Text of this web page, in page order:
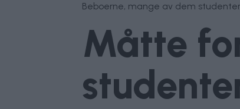
Beboerne, mange av dem
Måtte